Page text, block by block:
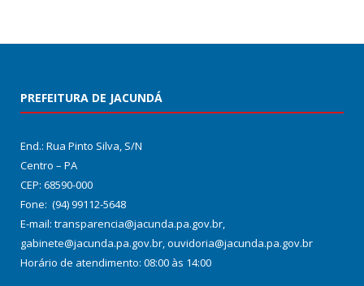
PREFEITURA DE JACUNDÁ
End.: Rua Pinto Silva, S/N
Centro – PA
CEP: 68590-000
Fone: (94) 99112-5648
E-mail: transparencia@jacunda.pa.gov.br,
gabinete@jacunda.pa.gov.br, ouvidoria@jacunda.pa.gov.br
Horário de atendimento: 08:00 às 14:00